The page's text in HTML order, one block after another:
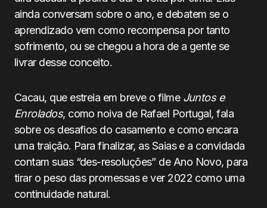
ainda conversam sobre o ano, e debatem se o
aprendizado vem como recompensa por tanto
sofrimento, ou se chegou a hora de a gente se
livrar desse conceito.
Cacau, que estreia em breve o filme Juntos e
Enrolados, como noiva de Rafael Portugal, fala
sobre os desafios do casamento e como encara
uma traição. Para finalizar, as Saias e a convidada
contam suas “des-resoluções” de Ano Novo, para
tirar o peso das promessas e ver 2022 como uma
continuidade natural.